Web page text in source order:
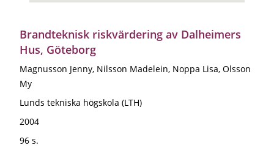
Brandteknisk riskvärdering av Dalheimers
Hus, Göteborg
Magnusson Jenny, Nilsson Madelein, Noppa Lisa, Olsson
My
Lunds tekniska högskola (LTH)
2004
96 s.